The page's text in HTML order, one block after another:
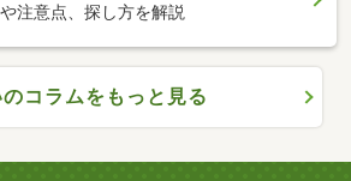
注意点、探し方を解説
コラムをもっと見る